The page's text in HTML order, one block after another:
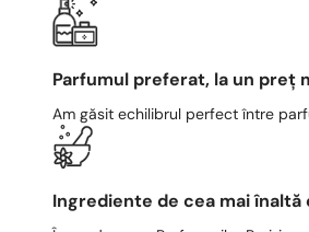
Parfumul preferat, la un preț
Am găsit echilibrul perfect între
Ingrediente de cea mai înaltă